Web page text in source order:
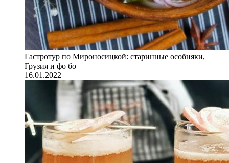
Гастротур по Мироносицкой: старинные особняки,
Грузия и фо бо
16.01.2022